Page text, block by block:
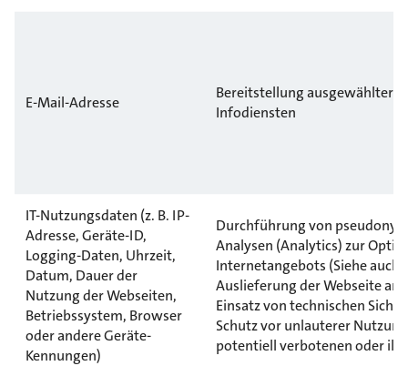
E-Mail-Adresse
Bereitstellung ausgewählter
Infodiensten
IT-Nutzungsdaten (z. B. IP-
Adresse, Geräte-ID,
Logging-Daten, Uhrzeit,
Datum, Dauer der
Nutzung der Webseiten,
Betriebssystem, Browser
oder andere Geräte-
Kennungen)
Durchführung von
Analysen (Analytics) zur
Internetangebots (Siehe auch
Auslieferung der Webseite an
Einsatz von technischen
Schutz vor unlauterer
potentiell verbotenen oder